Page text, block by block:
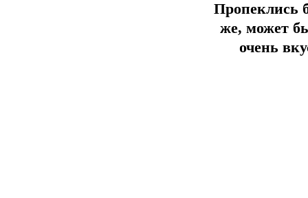
Пропеклись
же, может
очень